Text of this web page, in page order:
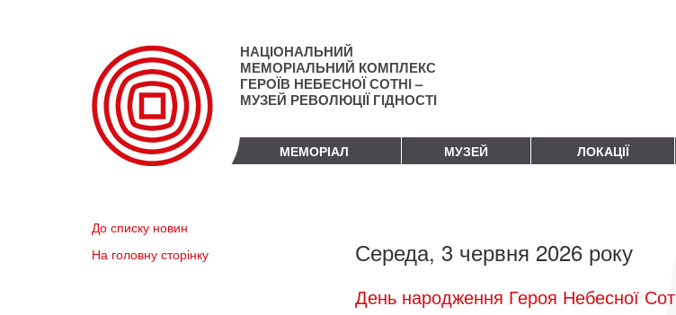
НАЦІОНАЛЬНИЙ
МЕМОРІАЛЬНИЙ КОМПЛЕКС
ГЕРОЇВ НЕБЕСНОЇ СОТНІ –
МУЗЕЙ РЕВОЛЮЦІЇ ГІДНОСТІ
МЕМОРІАЛ МУЗЕЙ ЛОКАЦІЇ
До списку новин
На головну сторінку
Середа, 3 червня 2026 року
День народження Героя Небесної